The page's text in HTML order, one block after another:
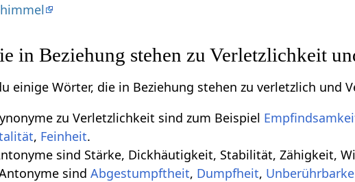
in Beziehung stehen zu Verletzlichkeit
einige Wörter, die in Beziehung stehen zu verletzlich und
zu Verletzlichkeit sind zum Beispiel
, Feinheit.
sind Stärke, Dickhäutigkeit, Stabilität, Zähigkeit,
sindAbgestumpftheit, Dumpfheit,